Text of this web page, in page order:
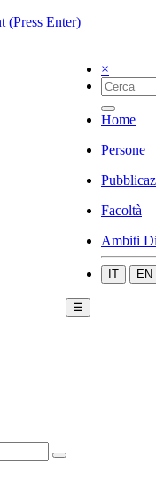
(Press Enter)
×
Home
Persone
Facoltà
Ambiti
IT EN
☰